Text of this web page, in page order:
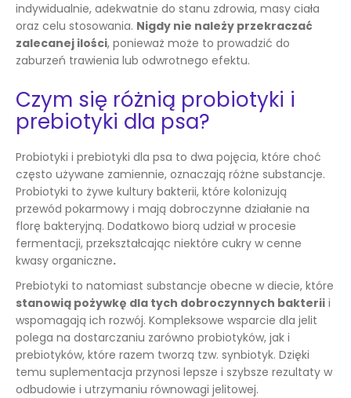
indywidualnie, adekwatnie do stanu zdrowia, masy ciała
oraz celu stosowania. Nigdy nie należy przekraczać
zalecanej ilości, ponieważ może to prowadzić do
zaburzeń trawienia lub odwrotnego efektu.
Czym się różnią probiotyki i
prebiotyki dla psa?
Probiotyki i prebiotyki dla psa to dwa pojęcia, które choć
często używane zamiennie, oznaczają różne substancje.
Probiotyki to żywe kultury bakterii, które kolonizują
przewód pokarmowy i mają dobroczynne działanie na
florę bakteryjną. Dodatkowo biorą udział w procesie
fermentacji, przekształcając niektóre cukry w cenne
kwasy organiczne.
Prebiotyki to natomiast substancje obecne w diecie, które
stanowią pożywkę dla tych dobroczynnych bakterii i
wspomagają ich rozwój. Kompleksowe wsparcie dla jelit
polega na dostarczaniu zarówno probiotyków, jak i
prebiotyków, które razem tworzą tzw. synbiotyk. Dzięki
temu suplementacja przynosi lepsze i szybsze rezultaty w
odbudowie i utrzymaniu równowagi jelitowej.